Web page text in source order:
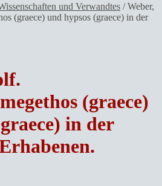
und Verwandtes /Weber,
(graece) und hypsos (graece) in der
(graece)
in der